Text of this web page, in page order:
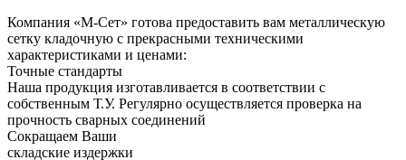
Компания «М-Сет» готова предоставить вам металлическую
сетку кладочную с прекрасными техническими
характеристиками и ценами:
Точные стандарты
Наша продукция изготавливается в соответствии с
собственным Т.У. Регулярно осуществляется проверка на
прочность сварных соединений
Сокращаем Ваши
складские издержки